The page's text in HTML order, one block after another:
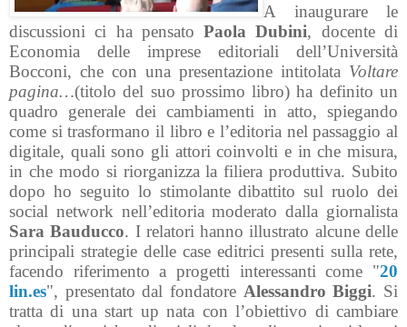
A inaugurare le
discussioni ci ha pensatoPaola Dubini, docente di
Economia delle imprese editoriali dell’Università
Bocconi, che con una presentazione intitolata Voltare
pagina…(titolo del suo prossimo libro) ha definito un
quadro generale dei cambiamenti in atto, spiegando
come si trasformano il libro e l’editoria nel passaggio al
digitale, quali sono gli attori coinvolti e in che misura,
in che modo si riorganizza la filiera produttiva. Subito
dopo ho seguito lo stimolante dibattito sul ruolo dei
social network nell’editoria moderato dalla giornalista
Sara Bauducco. I relatori hanno illustrato alcune delle
principali strategie delle case editrici presenti sulla rete,
facendo riferimento a progetti interessanti come "20
lin.es", presentato dal fondatore Alessandro Biggi. Si
tratta di una start up nata con l’obiettivo di cambiare